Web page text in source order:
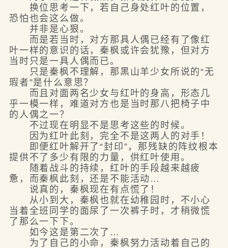
换位思考一下，若自己身处红叶的位置，
恐怕也会这么做。
并非是心狠。
而是若当时，对方那具人偶已经有了像红
叶一样的意识的话，秦枫或许会犹豫，但对方
当时只是一具人偶而已。
只是秦枫不理解，那黑山羊少女所说的“无
瑕者”是什么意思？
而且对面两名少女与红叶的身高，形态几
乎一模一样，难道对方也是当时那八把椅子中
的人偶之一？
不过现在明显不是思考这些的时候。
因为红叶此刻，完全不是这两人的对手！
即便红叶解开了“封印”，那残缺的阵纹根本
提供不了多少有限的力量，供红叶使用。
随着战斗的持续，红叶的手段越来越疲
惫，而秦枫此刻，还是不能活动…
说真的，秦枫现在有点慌了！
从小到大，秦枫也就在幼稚园时，不小心
当着全班同学的面尿了一次裤子时，才稍微慌
了那么一下下。
如今这是第二次了…
为了自己的小命，秦枫努力活动着自己的